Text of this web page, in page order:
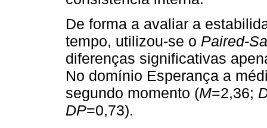
De forma a avaliar a
tempo, utilizou-se o Paired-
diferenças significativas
No domínio Esperança a
segundo momento (M=2,36;
DP=0,73).